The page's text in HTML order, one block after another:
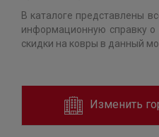
В каталоге представлены
информационную справку
скидки на ковры в данный
Изменить